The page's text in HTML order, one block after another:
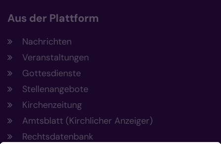
Aus der Plattform
Nachrichten
Veranstaltungen
Gottesdienste
Stellenangebote
Kirchenzeitung
Amtsblatt (Kirchlicher Anzeiger)
Rechtsdatenbank